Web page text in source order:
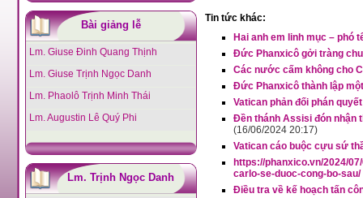
Bài giảng lễ
Lm. Giuse Đinh Quang Thịnh
Lm. Giuse Trịnh Ngọc Danh
Lm. Phaolô Trịnh Minh Thái
Lm. Augustin Lê Quý Phi
Lm. Trịnh Ngọc Danh
Tin tức khác:
Hai anh em linh mục – phó
Đức Phanxicô gởi tràng
Các nước cấm không cho
Đức Phanxicô thành lập
Vatican phản đối phán
Đền thánh Assisi đón nhận
(16/06/2024 20:17)
Vatican cáo buộc cựu sứ
https://phanxico.vn/2024/
carlo-se-duoc-cong-bo-sau/
Điều tra về kế hoạch tấn